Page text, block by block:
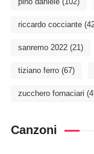
riccardo cocciante
sanremo 2022(21)
tiziano ferro(67)
zucchero fornaciari
Canzoni